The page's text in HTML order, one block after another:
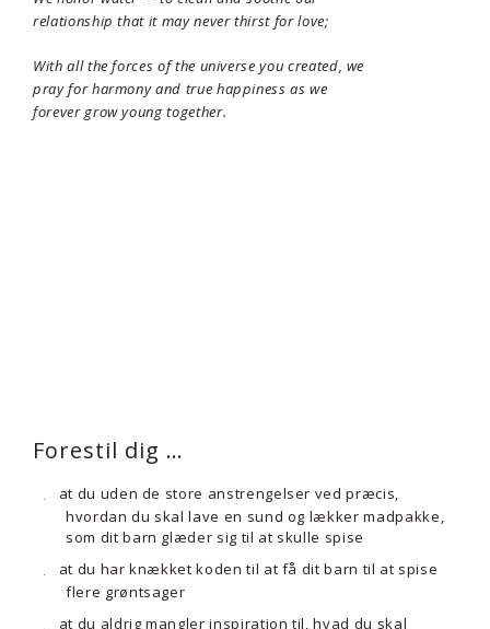
relationship that it may never thirst for love;
With all the forces of the universe you created, we
pray for harmony and true happiness as we
forever grow young together.
Forestil dig …
at du uden de store anstrengelser ved præcis,
hvordan du skal lave en sund og lækker madpakke,
som dit barn glæder sig til at skulle spise
at du har knækket koden til at få dit barn til at spise
flere grøntsager
at du aldrig mangler inspiration til, hvad du skal